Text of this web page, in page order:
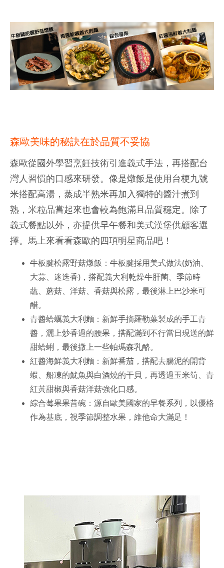
森歐美味的秘訣在於品質不妥協
森歐從國外學習烹飪技術引進義式手法，再搭配台
灣人習慣的口感來研發。像是燉飯是使用台梗九號
米搭配高湯，蒸成半熟米再加入獨特的醬汁煮到
熟，米粒品嘗起來也會較為飽滿且品質穩定。除了
義式餐點以外，亦提供早午餐和美式漢堡供顧客選
擇。馬上來看看森歐的四項明星商品吧！
牛板腱松露野菇燉飯：牛板腱採用美式做法(奶油、
大蒜、迷迭香)，搭配義大利乾燥牛肝菌、季節時
蔬、蘑菇、洋菇、香菇與松露，最後淋上巴沙米可
醋。
青醬蛤蠣義大利麵：新鮮手摘羅勒葉製成的手工青
醬，灑上炒香過的腰果，搭配滿到不行當日現送的鮮
甜蛤蜊，最後撒上一些帕瑪森乳酪。
紅醬海鮮義大利麵：新鮮番茄，搭配去腸泥的開背
蝦、船凍的魷魚與白酒燒的干貝，再透過玉米筍、青
紅黃甜椒與香菇洋菇強化口感。
綜合莓果果昔碗：源自歐美國家的早餐系列，以優格
作為基底，視季節調整水果，維他命大滿足！